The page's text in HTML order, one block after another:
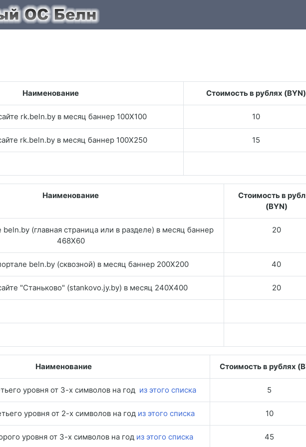
Наименование Стоимость в рублях (BYN)
rk.beln.by в месяц баннер 100Х100 10
rk.beln.by в месяц баннер 100Х250 15
Наименование
Стоимость в
(BYN)
(главная страница или в разделе) в месяц баннер
468Х60
20
beln.by (сквозной) в месяц баннер 200Х200 40
"Станьково" (stankovo.jy.by) в месяц 240X400 20
Наименование Стоимость в рублях
уровня от 3-х символов на год из этого списка 5
уровня от 2-х символов на год из этого списка 10
уровня от 3-х символов на год из этого списка 45